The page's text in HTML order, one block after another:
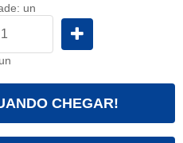
un
un
CHEGAR!